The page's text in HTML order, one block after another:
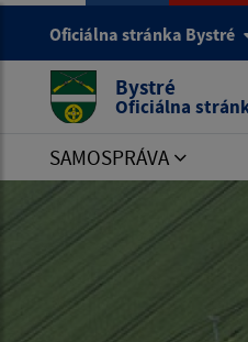
Oficiálna stránka Bystré
Bystré
Oficiálna
SAMOSPRÁVA